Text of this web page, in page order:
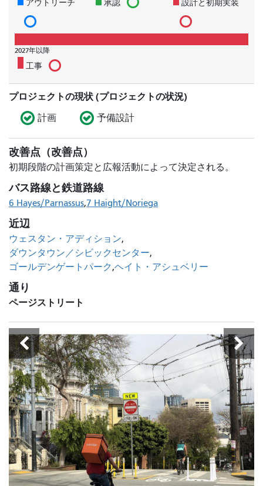
アウトリーチ 承認 設計と初期実装
2027年以降
工事
プロジェクトの現状 (プロジェクトの状況)
計画 予備設計
改善点（改善点）
初期段階の計画策定と広報活動によって決定される。
バス路線と鉄道路線
6 Hayes/Parnassus 7 Haight/Noriega
近辺
ウェスタン・アディション
ダウンタウン／シビックセンター
ゴールデンゲートパーク ヘイト・アシュベリー
通り
ページストリート